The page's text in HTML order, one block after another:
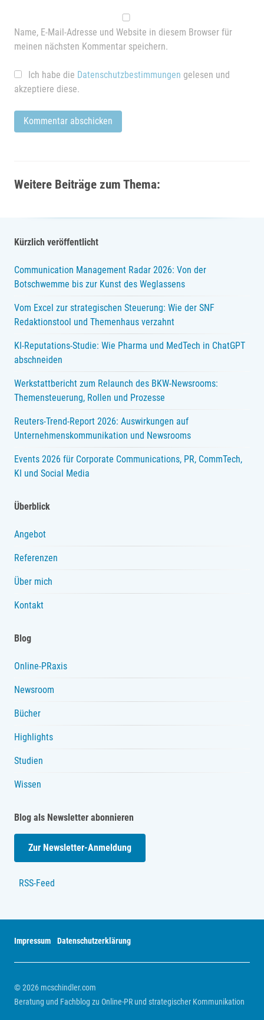
Name, E-Mail-Adresse und Website in diesem Browser für
meinen nächsten Kommentar speichern.
Ich habe die Datenschutzbestimmungen gelesen und
akzeptiere diese.
Weitere Beiträge zum Thema:
Kürzlich veröffentlicht
Communication Management Radar 2026: Von der
Botschwemme bis zur Kunst des Weglassens
Vom Excel zur strategischen Steuerung: Wie der SNF
Redaktionstool und Themenhaus verzahnt
KI-Reputations-Studie: Wie Pharma und MedTech in ChatGPT
abschneiden
Werkstattbericht zum Relaunch des BKW-Newsrooms:
Themensteuerung, Rollen und Prozesse
Reuters-Trend-Report 2026: Auswirkungen auf
Unternehmenskommunikation und Newsrooms
Events 2026 für Corporate Communications, PR, CommTech,
KI und Social Media
Überblick
Angebot
Referenzen
Über mich
Kontakt
Blog
Online-PRaxis
Newsroom
Bücher
Highlights
Studien
Wissen
Blog als Newsletter abonnieren
Zur Newsletter-Anmeldung
RSS-Feed
Impressum Datenschutzerklärung
© 2026 mcschindler.com
Beratung und Fachblog zu Online-PR und strategischer Kommunikation